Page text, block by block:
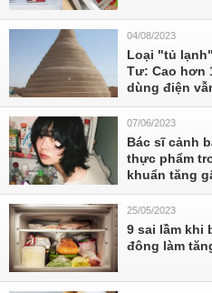
04/08/2023
Loại "tủ
Tư: Cao hơn
dùng điện
07/06/2023
Bác sĩ cảnh
thực phẩm
khuẩn tăng
25/05/2023
9 sai lầm khi
đông làm